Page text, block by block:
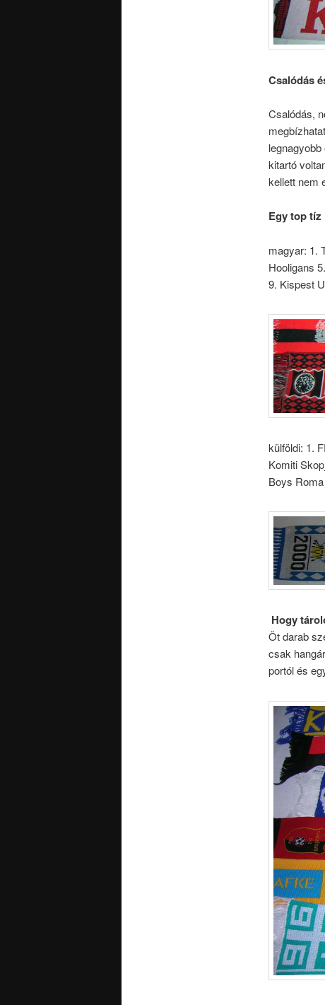
Csalódás
Csalódás,
kitartó
kellett nem
Egy top tíz
magyar: 1.
Hooligans
9. Kispest
külföldi: 1.
Komiti
Boys
Hogy
Öt darab
csak
portól és